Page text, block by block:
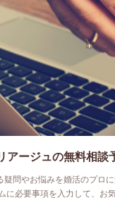
アージュの無料相談
疑問やお悩みを婚活のプロ
に必要事項を入力して、お